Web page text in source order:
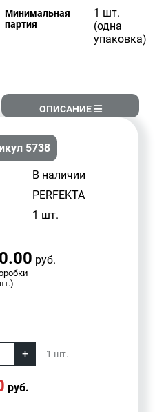
Минимальная
партия
1 шт.
(одна
упаковка)
ОПИСАНИЕ
5738
В наличии
PERFEKTA
1 шт.
руб.
1 шт.
руб.